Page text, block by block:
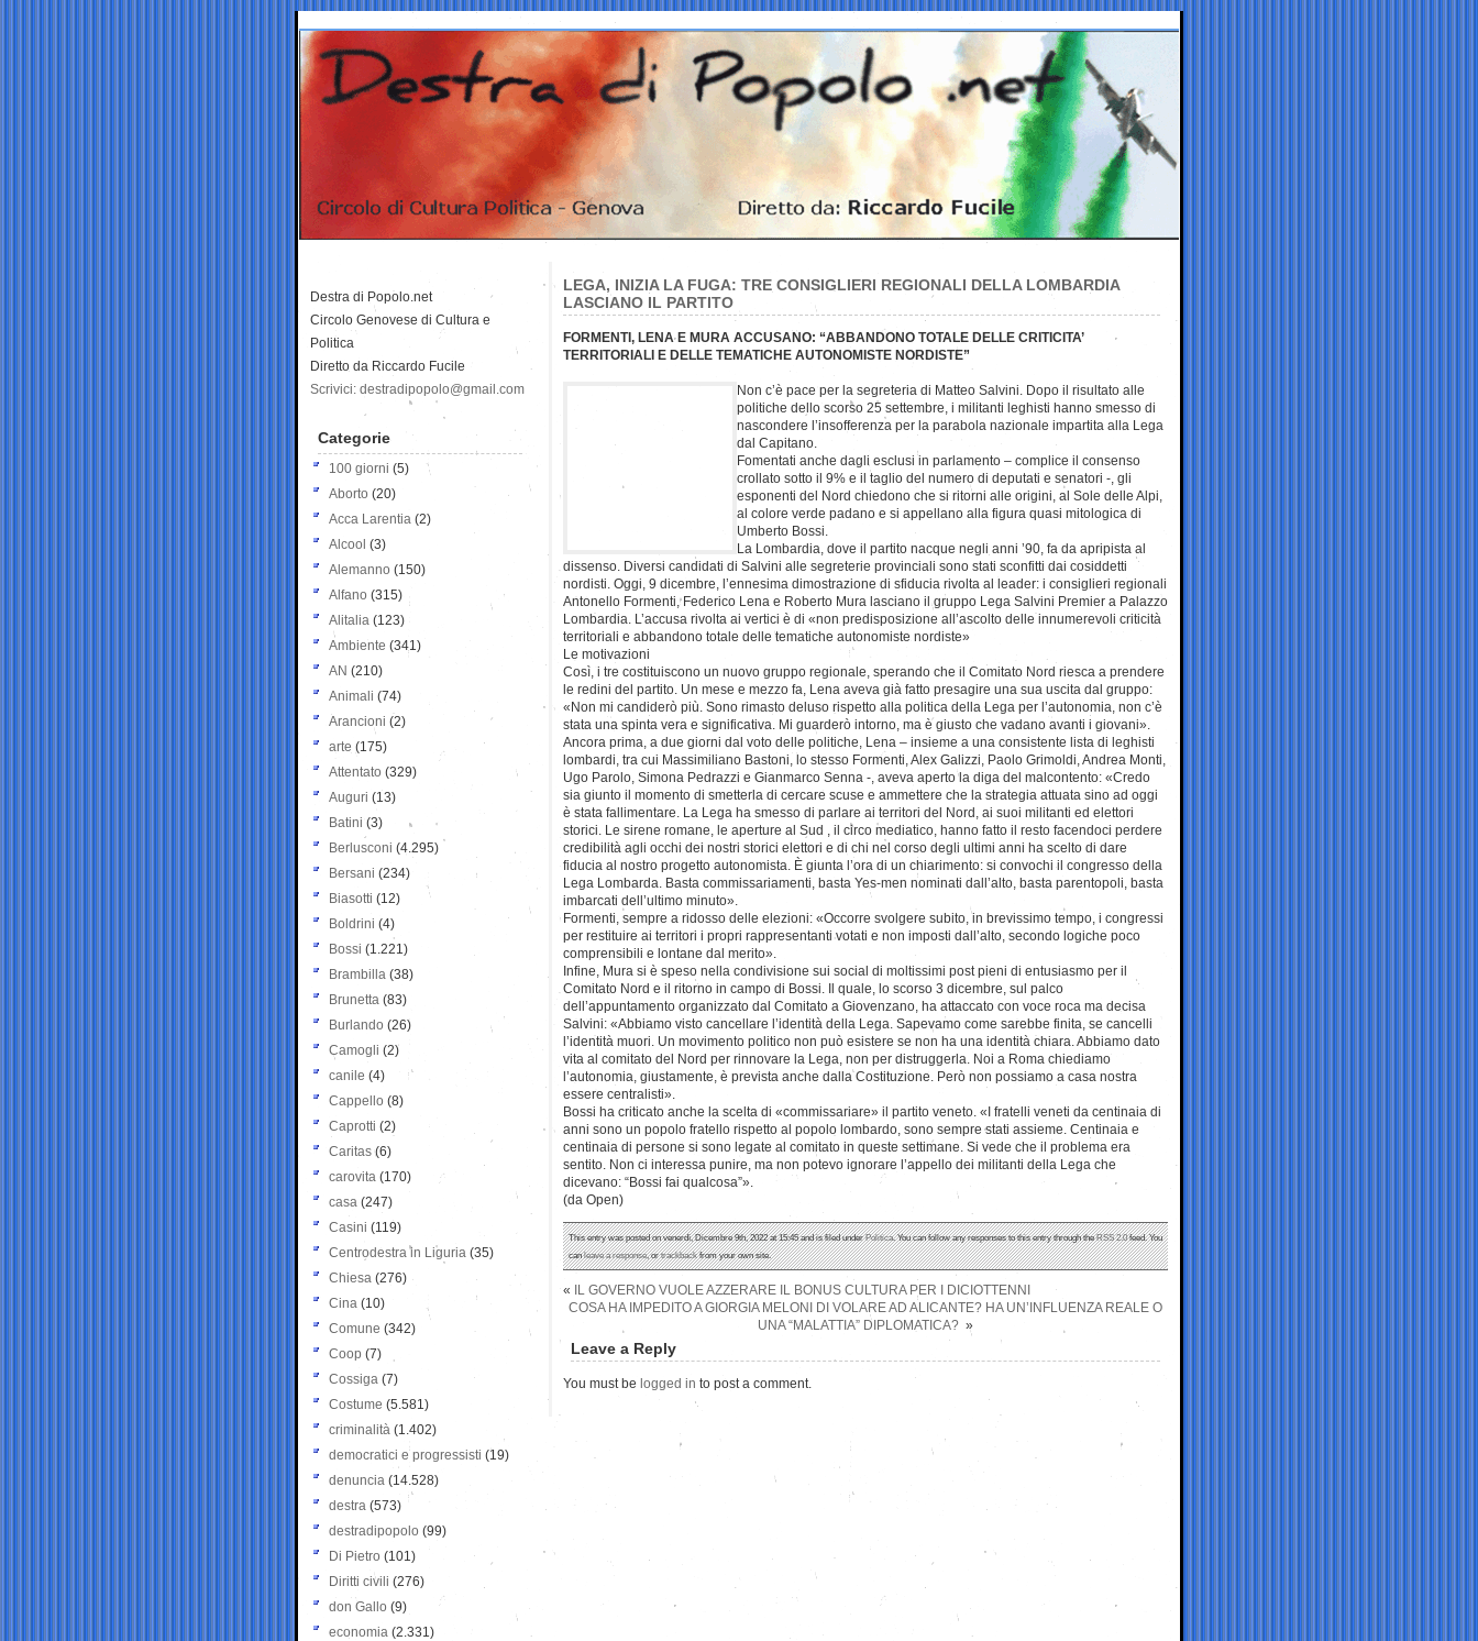
LEGA, INIZIA LA FUGA: TRE CONSIGLIERI REGIONALI DELLA LOMBARDIA
LASCIANO IL PARTITO
FORMENTI, LENA E MURA ACCUSANO: “ABBANDONO TOTALE DELLE CRITICITA’
TERRITORIALI E DELLE TEMATICHE AUTONOMISTE NORDISTE”
Non c’è pace per la segreteria di Matteo Salvini. Dopo il risultato alle
politiche dello scorso 25 settembre, i militanti leghisti hanno smesso di
nascondere l’insofferenza per la parabola nazionale impartita alla Lega
dal Capitano.
Fomentati anche dagli esclusi in parlamento – complice il consenso
crollato sotto il 9% e il taglio del numero di deputati e senatori -, gli
esponenti del Nord chiedono che si ritorni alle origini, al Sole delle Alpi,
al colore verde padano e si appellano alla figura quasi mitologica di
Umberto Bossi.
La Lombardia, dove il partito nacque negli anni ’90, fa da apripista al
dissenso. Diversi candidati di Salvini alle segreterie provinciali sono stati sconfitti dai cosiddetti
nordisti. Oggi, 9 dicembre, l’ennesima dimostrazione di sfiducia rivolta al leader: i consiglieri regionali
Antonello Formenti, Federico Lena e Roberto Mura lasciano il gruppo Lega Salvini Premier a Palazzo
Lombardia. L’accusa rivolta ai vertici è di «non predisposizione all’ascolto delle innumerevoli criticità
territoriali e abbandono totale delle tematiche autonomiste nordiste»
Le motivazioni
Così, i tre costituiscono un nuovo gruppo regionale, sperando che il Comitato Nord riesca a prendere
le redini del partito. Un mese e mezzo fa, Lena aveva già fatto presagire una sua uscita dal gruppo:
«Non mi candiderò più. Sono rimasto deluso rispetto alla politica della Lega per l’autonomia, non c’è
stata una spinta vera e significativa. Mi guarderò intorno, ma è giusto che vadano avanti i giovani».
Ancora prima, a due giorni dal voto delle politiche, Lena – insieme a una consistente lista di leghisti
lombardi, tra cui Massimiliano Bastoni, lo stesso Formenti, Alex Galizzi, Paolo Grimoldi, Andrea Monti,
Ugo Parolo, Simona Pedrazzi e Gianmarco Senna -, aveva aperto la diga del malcontento: «Credo
sia giunto il momento di smetterla di cercare scuse e ammettere che la strategia attuata sino ad oggi
è stata fallimentare. La Lega ha smesso di parlare ai territori del Nord, ai suoi militanti ed elettori
storici. Le sirene romane, le aperture al Sud , il circo mediatico, hanno fatto il resto facendoci perdere
credibilità agli occhi dei nostri storici elettori e di chi nel corso degli ultimi anni ha scelto di dare
fiducia al nostro progetto autonomista. È giunta l’ora di un chiarimento: si convochi il congresso della
Lega Lombarda. Basta commissariamenti, basta Yes-men nominati dall’alto, basta parentopoli, basta
imbarcati dell’ultimo minuto».
Formenti, sempre a ridosso delle elezioni: «Occorre svolgere subito, in brevissimo tempo, i congressi
per restituire ai territori i propri rappresentanti votati e non imposti dall’alto, secondo logiche poco
comprensibili e lontane dal merito».
Infine, Mura si è speso nella condivisione sui social di moltissimi post pieni di entusiasmo per il
Comitato Nord e il ritorno in campo di Bossi. Il quale, lo scorso 3 dicembre, sul palco
dell’appuntamento organizzato dal Comitato a Giovenzano, ha attaccato con voce roca ma decisa
Salvini: «Abbiamo visto cancellare l’identità della Lega. Sapevamo come sarebbe finita, se cancelli
l’identità muori. Un movimento politico non può esistere se non ha una identità chiara. Abbiamo dato
vita al comitato del Nord per rinnovare la Lega, non per distruggerla. Noi a Roma chiediamo
l’autonomia, giustamente, è prevista anche dalla Costituzione. Però non possiamo a casa nostra
essere centralisti».
Bossi ha criticato anche la scelta di «commissariare» il partito veneto. «I fratelli veneti da centinaia di
anni sono un popolo fratello rispetto al popolo lombardo, sono sempre stati assieme. Centinaia e
centinaia di persone si sono legate al comitato in queste settimane. Si vede che il problema era
sentito. Non ci interessa punire, ma non potevo ignorare l’appello dei militanti della Lega che
dicevano: “Bossi fai qualcosa”».
(da Open)
This entry was posted on venerdì, Dicembre 9th, 2022 at 15:45 and is filed underPolitica. You can follow any responses to this entry through theRSS 2.0feed. You
canleave a response, ortrackbackfrom your own site.
«
IL GOVERNO VUOLE AZZERARE IL BONUS CULTURA PER I DICIOTTENNI
COSA HA IMPEDITO A GIORGIA MELONI DI VOLARE AD ALICANTE? HA UN’INFLUENZA REALE O
UNA “MALATTIA” DIPLOMATICA? »
Leave a Reply
You must be logged in to post a comment.
Destra di Popolo.net
Circolo Genovese di Cultura e
Politica
Diretto da Riccardo Fucile
Scrivici: destradipopolo@gmail.com
Categorie
100 giorni (5)
Aborto (20)
Acca Larentia (2)
Alcool (3)
Alemanno (150)
Alfano (315)
Alitalia (123)
Ambiente (341)
AN (210)
Animali (74)
Arancioni (2)
arte (175)
Attentato (329)
Auguri (13)
Batini (3)
Berlusconi (4.295)
Bersani (234)
Biasotti (12)
Boldrini (4)
Bossi (1.221)
Brambilla (38)
Brunetta (83)
Burlando (26)
Camogli (2)
canile (4)
Cappello (8)
Caprotti (2)
Caritas (6)
carovita (170)
casa (247)
Casini (119)
Centrodestra in Liguria (35)
Chiesa (276)
Cina (10)
Comune (342)
Coop (7)
Cossiga (7)
Costume (5.581)
criminalità (1.402)
democratici e progressisti (19)
denuncia (14.528)
destra (573)
destradipopolo (99)
Di Pietro (101)
Diritti civili (276)
don Gallo (9)
economia (2.331)